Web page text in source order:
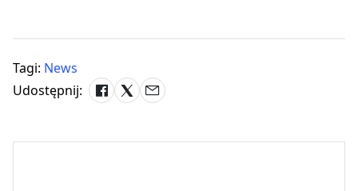
Tagi: News
Udostępnij: